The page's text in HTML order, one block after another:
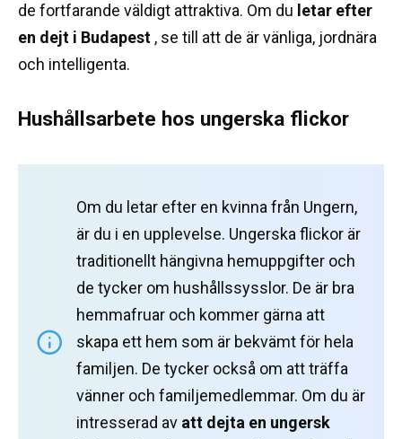
de fortfarande väldigt attraktiva. Om du letar efter
en dejt i Budapest , se till att de är vänliga, jordnära
och intelligenta.
Hushållsarbete hos ungerska flickor
Om du letar efter en kvinna från Ungern,
är du i en upplevelse. Ungerska flickor är
traditionellt hängivna hemuppgifter och
de tycker om hushållssysslor. De är bra
hemmafruar och kommer gärna att
skapa ett hem som är bekvämt för hela
familjen. De tycker också om att träffa
vänner och familjemedlemmar. Om du är
intresserad av att dejta en ungersk